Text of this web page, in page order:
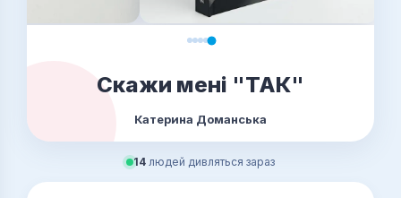
Скажи мені "ТАК"
Катерина Доманська
14 людей дивляться зараз